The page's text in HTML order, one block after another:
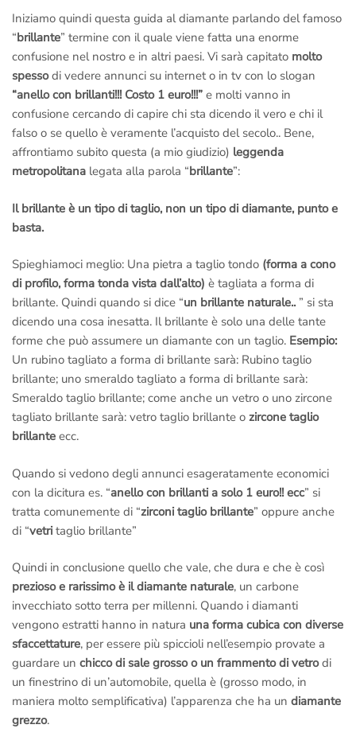
Iniziamo quindi questa guida al diamante parlando del famoso
“brillante” termine con il quale viene fatta una enorme
confusione nel nostro e in altri paesi. Vi sarà capitato molto
spessodi vedere annunci su internet o in tv con lo slogan
“anello con brillanti!!! Costo 1 euro!!!” e molti vanno in
confusione cercando di capire chi sta dicendo il vero e chi il
falso o se quello è veramente l’acquisto del secolo.. Bene,
affrontiamo subito questa (a mio giudizio) leggenda
metropolitana legata alla parola “brillante”:
Il brillante è un tipo di taglio, non un tipo di diamante, punto e
basta.
Spieghiamoci meglio: Una pietra a taglio tondo (forma a cono
di profilo, forma tonda vista dall’alto) è tagliata a forma di
brillante. Quindi quando si dice “un brillante naturale.. ” si sta
dicendo una cosa inesatta. Il brillante è solo una delle tante
forme che può assumere un diamante con un taglio. Esempio:
Un rubino tagliato a forma di brillante sarà: Rubino taglio
brillante; uno smeraldo tagliato a forma di brillante sarà:
Smeraldo taglio brillante; come anche un vetro o uno zircone
tagliato brillante sarà: vetro taglio brillante o zircone taglio
brillante ecc.
Quando si vedono degli annunci esageratamente economici
con la dicitura es. “anello con brillanti a solo 1 euro!! ecc” si
tratta comunemente di “zirconi taglio brillante” oppure anche
di “vetri taglio brillante”
Quindi in conclusione quello che vale, che dura e che è così
prezioso e rarissimo è il diamante naturale, un carbone
invecchiato sotto terra per millenni. Quando i diamanti
vengono estratti hanno in natura una forma cubica con diverse
sfaccettature, per essere più spiccioli nell’esempio provate a
guardare un chicco di sale grosso o un frammento di vetrodi
un finestrino di un’automobile, quella è (grosso modo, in
maniera molto semplificativa) l’apparenza che ha un diamante
grezzo.